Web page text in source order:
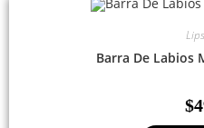
Barra De Labios
$